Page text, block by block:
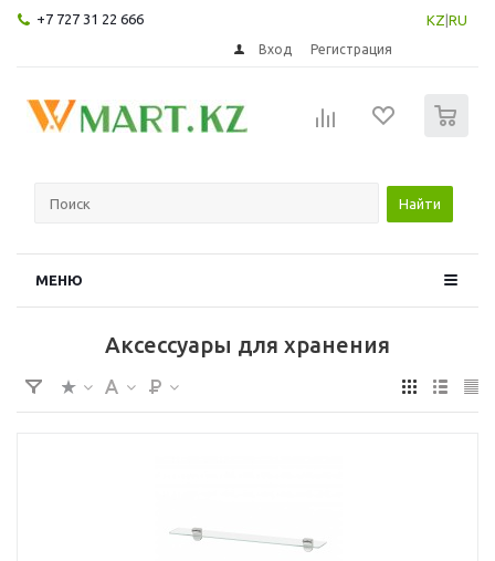
+7 727 31 22 666 KZ RU
Вход Регистрация
Найти
МЕНЮ
Аксессуары для хранения